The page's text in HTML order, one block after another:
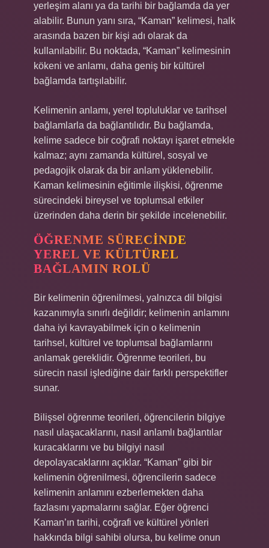
yerleşim alanı ya da tarihi bir bağlamda da yer
alabilir. Bunun yanı sıra, “Kaman” kelimesi, halk
arasında bazen bir kişi adı olarak da
kullanılabilir. Bu noktada, “Kaman” kelimesinin
kökeni ve anlamı, daha geniş bir kültürel
bağlamda tartışılabilir.
Kelimenin anlamı, yerel topluluklar ve tarihsel
bağlamlarla da bağlantılıdır. Bu bağlamda,
kelime sadece bir coğrafi noktayı işaret etmekle
kalmaz; aynı zamanda kültürel, sosyal ve
pedagojik olarak da bir anlam yüklenebilir.
Kaman kelimesinin eğitimle ilişkisi, öğrenme
sürecindeki bireysel ve toplumsal etkiler
üzerinden daha derin bir şekilde incelenebilir.
ÖĞRENME SÜRECINDE
YEREL VE KÜLTÜREL
BAĞLAMIN ROLÜ
Bir kelimenin öğrenilmesi, yalnızca dil bilgisi
kazanımıyla sınırlı değildir; kelimenin anlamını
daha iyi kavrayabilmek için o kelimenin
tarihsel, kültürel ve toplumsal bağlamlarını
anlamak gereklidir. Öğrenme teorileri, bu
sürecin nasıl işlediğine dair farklı perspektifler
sunar.
Bilişsel öğrenme teorileri, öğrencilerin bilgiye
nasıl ulaşacaklarını, nasıl anlamlı bağlantılar
kuracaklarını ve bu bilgiyi nasıl
depolayacaklarını açıklar. “Kaman” gibi bir
kelimenin öğrenilmesi, öğrencilerin sadece
kelimenin anlamını ezberlemekten daha
fazlasını yapmalarını sağlar. Eğer öğrenci
Kaman’ın tarihi, coğrafi ve kültürel yönleri
hakkında bilgi sahibi olursa, bu kelime onun